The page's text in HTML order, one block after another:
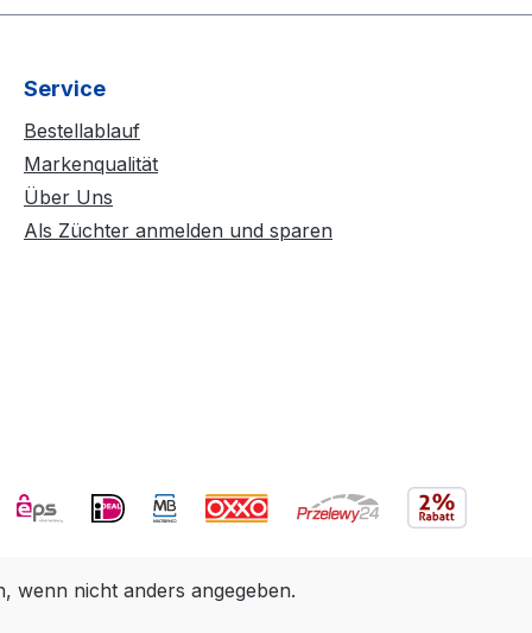
Service
Bestellablauf
Markenqualität
Über Uns
Als Züchter anmelden und sparen
wenn nicht anders angegeben.